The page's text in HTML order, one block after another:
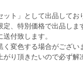
ット」として出品してお
、特別価格で出品しま
付致します。
変色する場合がござい
り頂きたいので必ず解